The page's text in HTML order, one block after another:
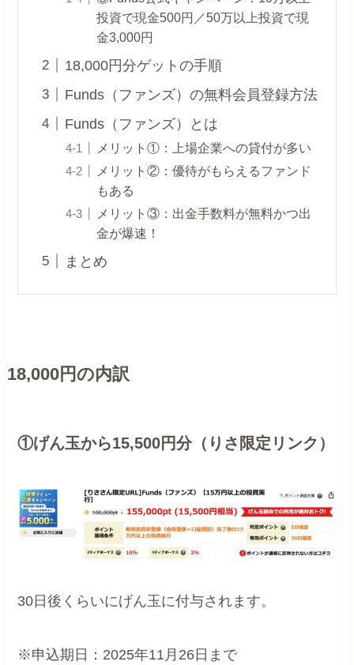
投資で現金500円／50万以上投資で現
金3,000円
18,000円分ゲットの手順
Funds（ファンズ）の無料会員登録方法
Funds（ファンズ）とは
メリット①：上場企業への貸付が多い
メリット②：優待がもらえるファンド
もある
メリット③：出金手数料が無料かつ出
金が爆速！
まとめ
18,000円の内訳
①げん玉から15,500円分（りさ限定リンク）
30日後くらいにげん玉に付与されます。
※申込期日：2025年11月26日まで